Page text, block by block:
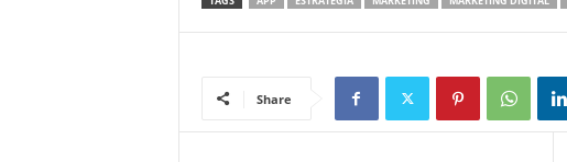
Share